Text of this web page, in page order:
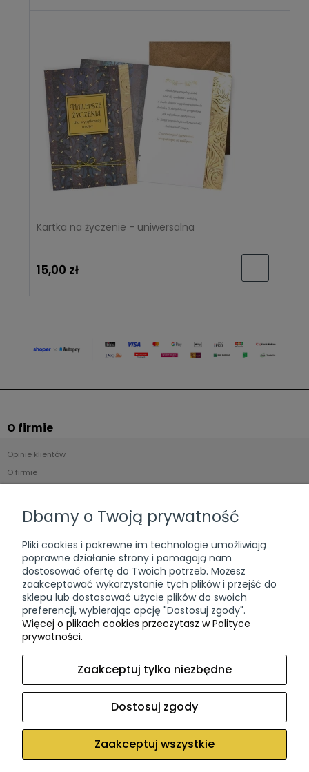
Kartka na życzenie - uniwersalna
15,00 zł
O firmie
Opinie klientów
O firmie
Przydatne informacje
Czas i koszty dostawy
Częste pytania (FAQ)
Zwroty & wymiana
Ponowna dostawa paczki
Dokumenty
Polityka Prywatności
Dbamy o Twoją prywatność
Pliki cookies i pokrewne im technologie umożliwiają
poprawne działanie strony i pomagają nam
dostosować ofertę do Twoich potrzeb. Możesz
zaakceptować wykorzystanie tych plików i przejść do
sklepu lub dostosować użycie plików do swoich
preferencji, wybierając opcję "Dostosuj zgody".
Więcej o plikach cookies przeczytasz w Polityce
prywatności.
Zaakceptuj tylko niezbędne
Dostosuj zgody
Zaakceptuj wszystkie